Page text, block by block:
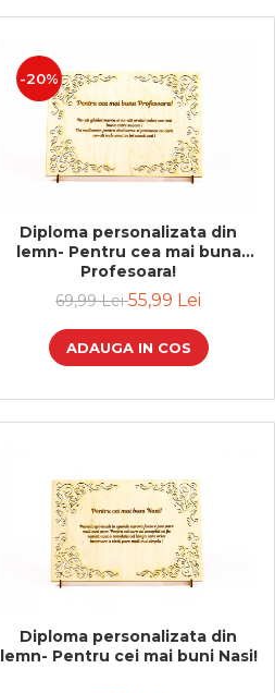
-20%
Diploma personalizata din
lemn- Pentru cea mai buna
Profesoara!
69,99 Lei55,99 Lei
ADAUGA IN COS
Diploma personalizata din
lemn- Pentru cei mai buni Nasi!